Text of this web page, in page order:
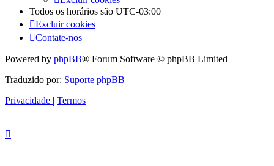
Todos os horários são UTC-03:00
Excluir cookies
Contate-nos
Powered by phpBB® Forum Software © phpBB Limited
Traduzido por: Suporte phpBB
Privacidade | Termos